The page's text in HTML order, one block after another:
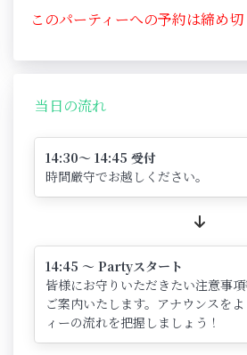
このパーティーへの予約は締め切
当日の流れ
14:30～ 14:45 受付
時間厳守でお越しください。
14:45 ～ Partyスタート
皆様にお守りいただきたい注意事
ご案内いたします。アナウンスを
ィーの流れを把握しましょう！